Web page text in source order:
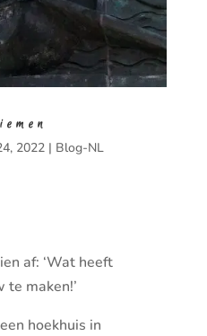
2022| Blog-NL
af: ‘Wat heeft
maken!’
hoekhuis in